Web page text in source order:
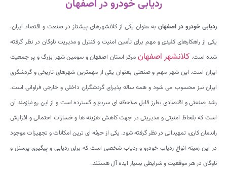
ردیابی خودرو در اصفهان
ردیابی خودرو در اصفهان به عنوان یکی از کلانشهرهای پیشتاز در صنعت و اقتصاد ایران،
یکی از راهکارهای کلیدی و مهم برای تأمین امنیت و کنترل و مدیریت ناوگان در نظر گرفته
شده است. کلانشهر اصفهان مرکز استان اصفهان و سومین شهر بزرگ و پر جمعیت
ایران است. این شهر مهم و صنعتی بعنوان یکی از مهمترین شهرهای تاریخی و گردشگری
ایران نیز محسوب می شود و همه ساله پذیرای گردشگران داخلی و خارجی فراوانی است.
رشد صنعتی و اقتصادی بطرز قابل ملاحظه ای سریع و گسترده است و از این رو نیازمند آن
است که بلحاظ امنیتی و مدیریتی در جهت کاهش هزینه ها و خسارات احتمالی و افزایش
راندمان کاری، تمهیداتی در نظر گرفته شود. یکی از حرفه ای ترین امکانات و تجهیزات موجود
در این زمینه انواع ردیاب خودرو و ردیاب شخصی است که برای ردیابی و پیگیری پرسنل و
ناوگان در هر موقعیت و شرایطی بسیار ایده آل هستند.